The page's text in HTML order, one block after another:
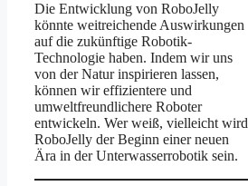
Die Entwicklung von RoboJelly
könnte weitreichende Auswirkungen
auf die zukünftige Robotik-
Technologie haben. Indem wir uns
von der Natur inspirieren lassen,
können wir effizientere und
umweltfreundlichere Roboter
entwickeln. Wer weiß, vielleicht wird
RoboJelly der Beginn einer neuen
Ära in der Unterwasserrobotik sein.